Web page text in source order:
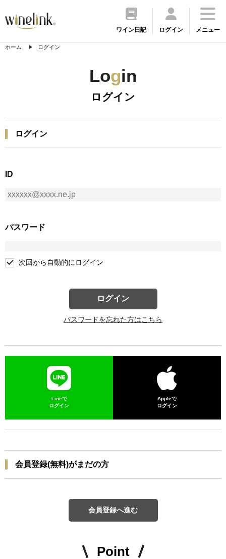
ワイン日記 ログイン メニュー
ホーム ログイン
Login
ログイン
ログイン
ID
パスワード
次回から自動的にログイン
ログイン
パスワードを忘れた方はこちら
Lineで
ログイン
Appleで
ログイン
会員登録(無料)がまだの方
会員登録へ進む
Point